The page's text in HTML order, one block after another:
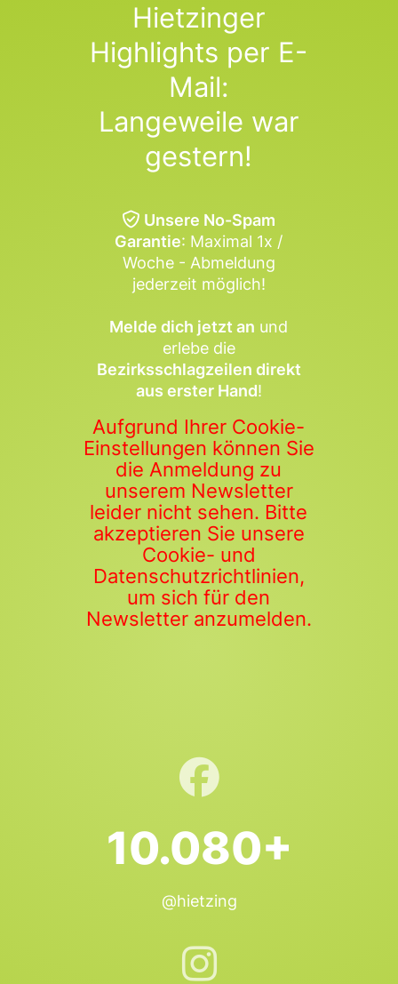
Hietzinger
Highlights per E-
Mail:
Langeweile war
gestern!
Unsere No-Spam
Garantie: Maximal 1x /
Woche - Abmeldung
jederzeit möglich!
Melde dich jetzt an und
erlebe die
Bezirksschlagzeilen direkt
aus erster Hand!
Aufgrund Ihrer Cookie-
Einstellungen können Sie
die Anmeldung zu
unserem Newsletter
leider nicht sehen. Bitte
akzeptieren Sie unsere
Cookie- und
Datenschutzrichtlinien,
um sich für den
Newsletter anzumelden.
10.080+
@hietzing